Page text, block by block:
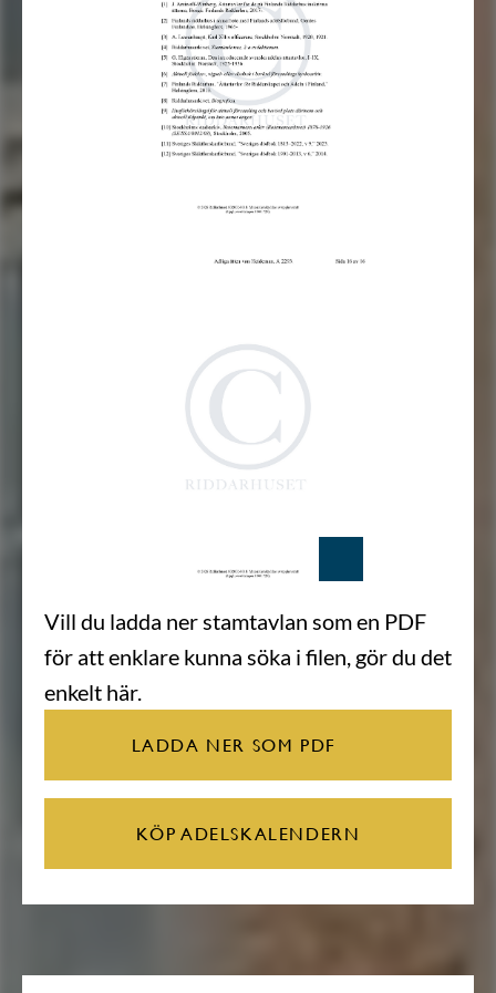
Vill du ladda ner stamtavlan som en PDF
för att enklare kunna söka i filen, gör du det
enkelt här.
LADDA NER SOM PDF
KÖP ADELSKALENDERN